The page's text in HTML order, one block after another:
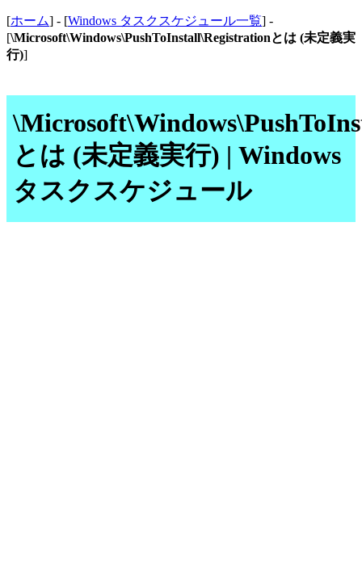
[ホーム] - [Windows タスクスケジュール一覧] -
[\Microsoft\Windows\PushToInstall\Registrationとは (未定義実
行)]
とは (未定義実行) | Windows
タスクスケジュール